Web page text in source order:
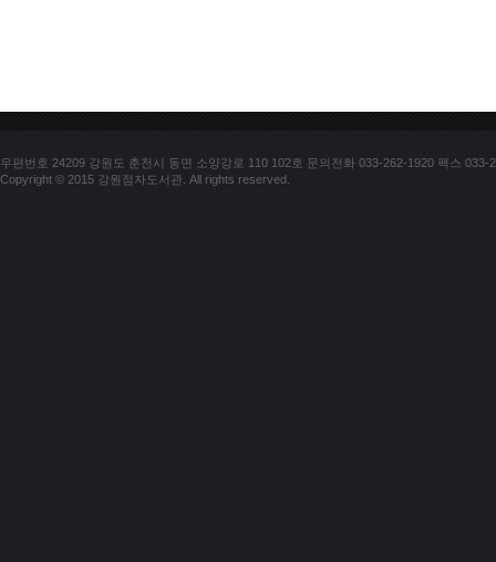
우편번호 24209 강원도 춘천시 동면 소양강로 110 102호 문의전화 033-262-1920 팩스 033-
Copyright © 2015 강원점자도서관. All rights reserved.